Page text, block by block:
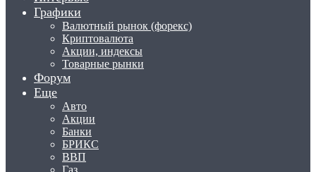
Графики
Валютный рынок (форекс)
Криптовалюта
Акции, индексы
Товарные рынки
Форум
Еще
Авто
Акции
Банки
БРИКС
ВВП
Газ